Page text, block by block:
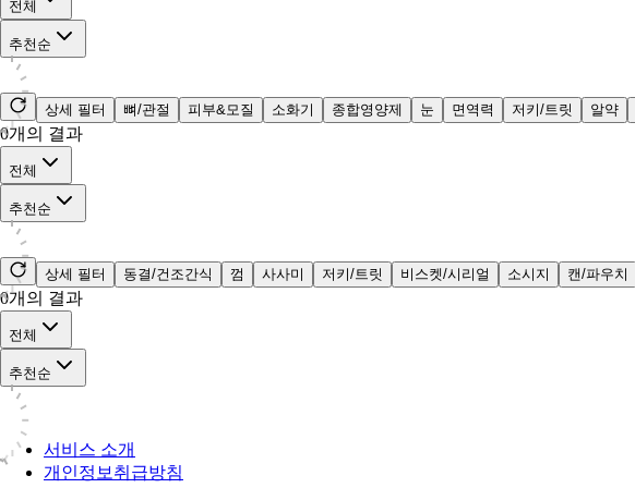
전체
추천순
상세 필터 뼈/관절 피부&모질 소화기 종합영양제 눈 면역력 저키/트릿 알약
0개의 결과
전체
추천순
상세 필터 동결/건조간식 껌 사사미 저키/트릿 비스켓/시리얼 소시지 캔/파우치
0개의 결과
전체
추천순
서비스 소개
개인정보취급방침